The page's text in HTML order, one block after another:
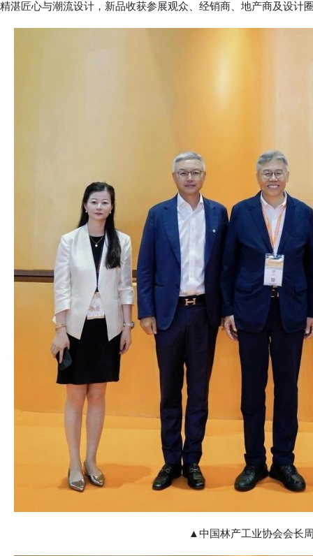
精湛匠心与潮流设计，新品收获参展观众、经销商、地产商及设计
▲中国林产工业协会会长周